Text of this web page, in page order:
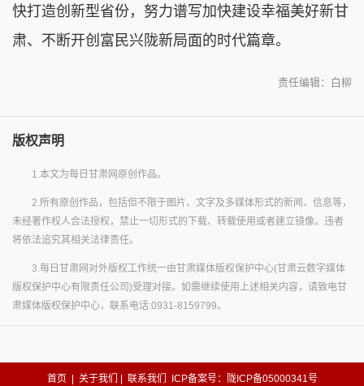
快打造创新型省份，努力谱写加快建设幸福美好新甘
肃、不断开创富民兴陇新局面的时代篇章。
责任编辑：白柳
版权声明
1.本文为每日甘肃网原创作品。
2.所有原创作品，包括但不限于图片、文字及多媒体形式的新闻、信息等，
未经著作权人合法授权，禁止一切形式的下载、转载使用或者建立镜像。违者
将依法追究其相关法律责任。
3.每日甘肃网对外版权工作统一由甘肃媒体版权保护中心(甘肃云数字媒体
版权保护中心有限责任公司)受理对接。如需继续使用上述相关内容，请致电甘
肃媒体版权保护中心，联系电话:0931-8159799。
首页 关于我们 联系我们 ICP备案号：陇ICP备05000341号